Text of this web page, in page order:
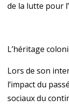
de la lutte pour
L’héritage
Lors de son
l’impact du
sociaux du